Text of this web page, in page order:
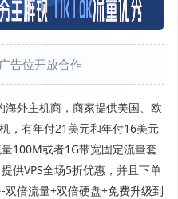
告位开放合作
海外主机商，商家提供美国、欧
，有年付21美元和年付16美元
100M或者1G带宽固定流量套
供VPS全场5折优惠，并且下单
倍流量+双倍硬盘+免费升级到